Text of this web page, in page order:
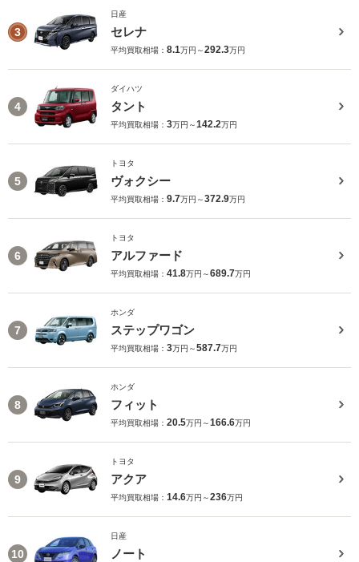
3
日産
セレナ
平均買取相場： 8.1万円～292.3万円
4
ダイハツ
タント
平均買取相場： 3万円～142.2万円
5
トヨタ
ヴォクシー
平均買取相場： 9.7万円～372.9万円
6
トヨタ
アルファード
平均買取相場： 41.8万円～689.7万円
7
ホンダ
ステップワゴン
平均買取相場： 3万円～587.7万円
8
ホンダ
フィット
平均買取相場： 20.5万円～166.6万円
9
トヨタ
アクア
平均買取相場： 14.6万円～236万円
10
日産
ノート